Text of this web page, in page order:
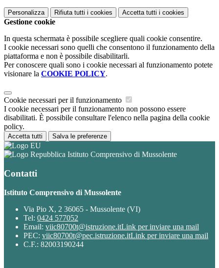
Personalizza Rifiuta tutti i cookies Accetta tutti i cookies
Gestione cookie
In questa schermata è possibile scegliere quali cookie consentire.
I cookie necessari sono quelli che consentono il funzionamento della
piattaforma e non è possibile disabilitarli.
Per conoscere quali sono i cookie necessari al funzionamento potete
visionare la COOKIE POLICY.
Cookie necessari per il funzionamento
I cookie necessari per il funzionamento non possono essere
disabilitati. È possibile consultare l'elenco nella pagina della cookie
policy.
Accetta tutti Salva le preferenze
Istituto Comprensivo di Mussolente
Contatti
Istituto Comprensivo di Mussolente
Via Pio X, 2 36065 - Mussolente (VI)
Tel: 0424 577052
Email: viic80700t@istruzione.itLink per inviare una mail
PEC: viic80700t@pec.istruzione.itLink per inviare una mail
C.F.: 82003190244